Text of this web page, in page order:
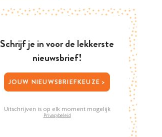
Schrijf je in voor de lekkerste
nieuwsbrief!
JOUW NIEUWSBRIEFKEUZE >
Uitschrijven is op elk moment mogelijk
Privacybeleid